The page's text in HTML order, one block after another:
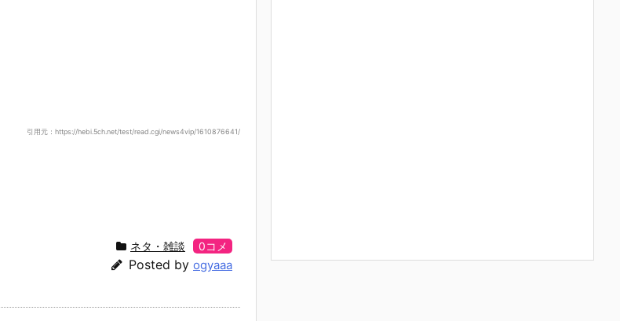
引用元：https://hebi.5ch.net/test/read.cgi/news4vip/1610876641/
ネタ・雑談 0コメ
Posted by ogyaaa